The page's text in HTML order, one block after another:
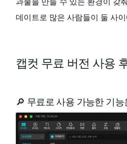
과물을 만들 수 있는 환경이 갖
데이트로 많은 사람들이 둘 사
캡컷 무료 버전 사용
🔎 무료로 사용 가능한 기능